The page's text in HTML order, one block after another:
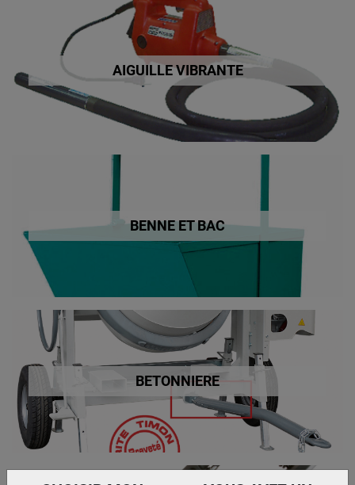
AIGUILLE VIBRANTE
BENNE ET BAC
BETONNIERE